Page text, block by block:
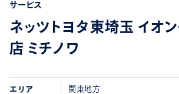
サービス
ネッツトヨタ東埼玉 イオ
店 ミチノワ
エリア 関東地方